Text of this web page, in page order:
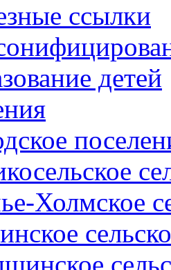
ссылки
детей
Холмское